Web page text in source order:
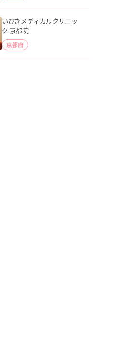
いびきメディカルクリニッ
ク 京都院
京都府